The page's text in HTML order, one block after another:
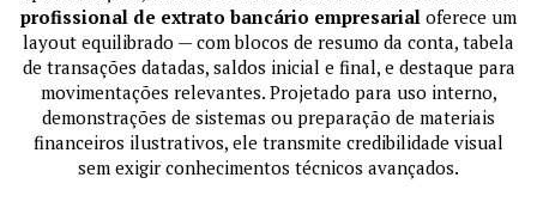
profissional de extrato bancário empresarial oferece um
layout equilibrado — com blocos de resumo da conta, tabela
de transações datadas, saldos inicial e final, e destaque para
movimentações relevantes. Projetado para uso interno,
demonstrações de sistemas ou preparação de materiais
financeiros ilustrativos, ele transmite credibilidade visual
sem exigir conhecimentos técnicos avançados.